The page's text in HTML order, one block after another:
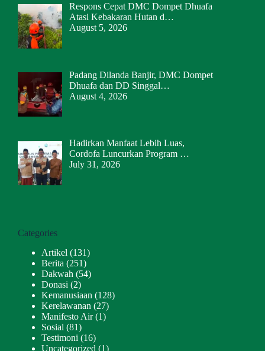
Respons Cepat DMC Dompet Dhuafa
Atasi Kebakaran Hutan d…
August 5, 2026
Padang Dilanda Banjir, DMC Dompet
Dhuafa dan DD Singgal…
August 4, 2026
Hadirkan Manfaat Lebih Luas,
Cordofa Luncurkan Program …
July 31, 2026
Categories
Artikel (131)
Berita (251)
Dakwah (54)
Donasi (2)
Kemanusiaan (128)
Kerelawanan (27)
Manifesto Air(1)
Sosial (81)
Testimoni (16)
Uncategorized (1)